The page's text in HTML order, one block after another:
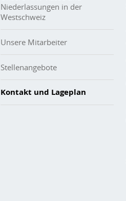
Niederlassungen in der
Westschweiz
Unsere Mitarbeiter
Stellenangebote
Kontakt und Lageplan